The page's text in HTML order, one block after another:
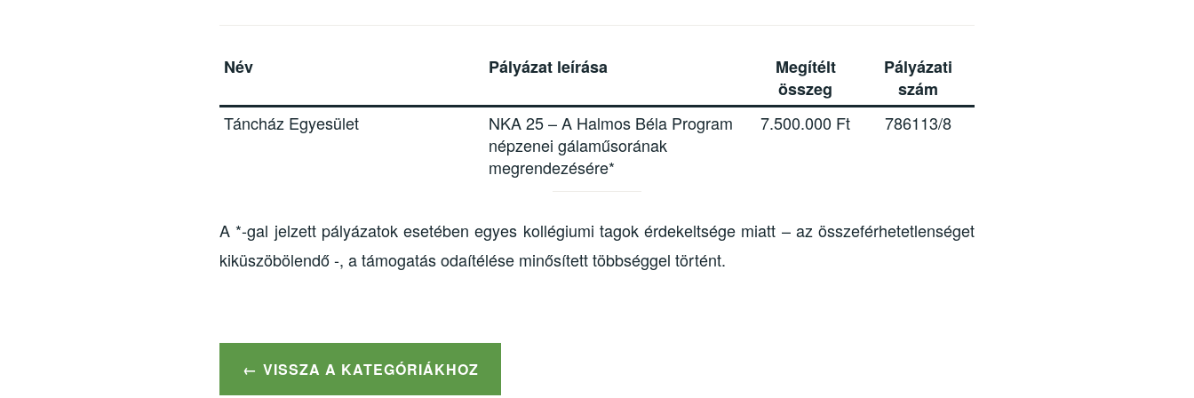
Név Pályázat leírása
Megítélt
összeg
Pályázati
szám
Táncház Egyesület
NKA 25 – A Halmos Béla Program
népzenei gálaműsorának
megrendezésére*
7.500.000 Ft 786113/8
A *-gal jelzett pályázatok esetében egyes kollégiumi tagok érdekeltsége miatt – az összeférhetetlenséget
kiküszöbölendő -, a támogatás odaítélése minősített többséggel történt.
VISSZA A KATEGÓRIÁKHOZ